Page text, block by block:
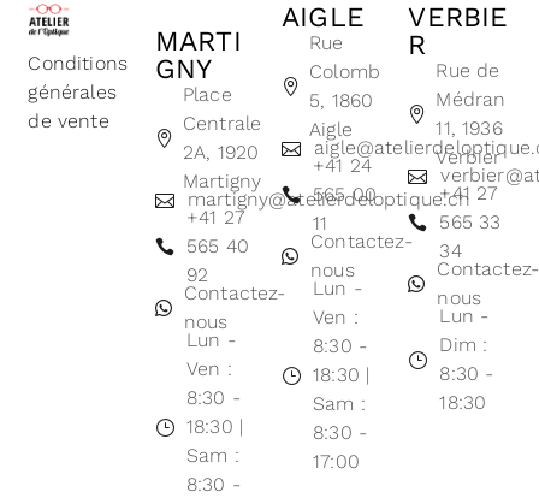
Conditions
générales
de vente
MARTI
GNY
Place
Centrale
2A, 1920
Martigny
martigny@atelierdeloptique.ch
+41 27
565 40
92
Contactez-
nous
Lun -
Ven :
8:30 -
18:30 |
Sam :
8:30 -
AIGLE
Rue
Colomb
5, 1860
Aigle
+41 24
565 00
11
Contactez-
nous
Lun -
Ven :
8:30 -
18:30 |
Sam :
8:30 -
17:00
VERBIE
R
Rue de
Médran
11, 1936
Verbier
+41 27
565 33
34
Contactez-
nous
Lun -
Dim :
8:30 -
18:30